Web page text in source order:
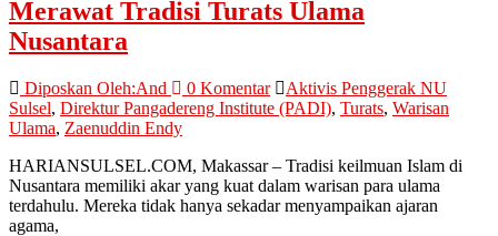
Merawat Tradisi Turats Ulama
Nusantara
Diposkan Oleh:And 0 Komentar
Aktivis Penggerak NU
Sulsel, Direktur Pangadereng Institute (PADI), Turats, Warisan
Ulama, Zaenuddin Endy
HARIANSULSEL.COM, Makassar – Tradisi keilmuan Islam di
Nusantara memiliki akar yang kuat dalam warisan para ulama
terdahulu. Mereka tidak hanya sekadar menyampaikan ajaran
agama,